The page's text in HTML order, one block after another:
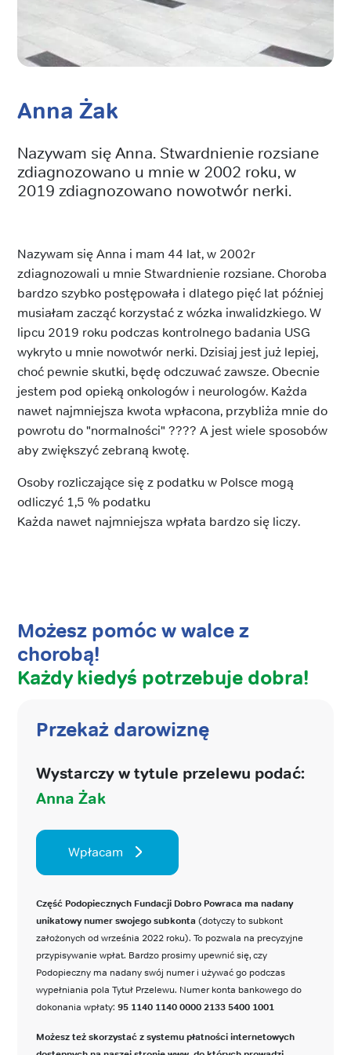
Anna Żak
Nazywam się Anna. Stwardnienie rozsiane
zdiagnozowano u mnie w 2002 roku, w
2019 zdiagnozowano nowotwór nerki.
Nazywam się Anna i mam 44 lat, w 2002r
zdiagnozowali u mnie Stwardnienie rozsiane. Choroba
bardzo szybko postępowała i dlatego pięć lat później
musiałam zacząć korzystać z wózka inwalidzkiego. W
lipcu 2019 roku podczas kontrolnego badania USG
wykryto u mnie nowotwór nerki. Dzisiaj jest już lepiej,
choć pewnie skutki, będę odczuwać zawsze. Obecnie
jestem pod opieką onkologów i neurologów. Każda
nawet najmniejsza kwota wpłacona, przybliża mnie do
powrotu do "normalności" ???? A jest wiele sposobów
aby zwiększyć zebraną kwotę.
Osoby rozliczające się z podatku w Polsce mogą
odliczyć 1,5 % podatku
Każda nawet najmniejsza wpłata bardzo się liczy.
Możesz pomóc w walce z
chorobą!
Każdy kiedyś potrzebuje dobra!
Przekaż darowiznę
Wystarczy w tytule przelewu podać:
Anna Żak
Wpłacam
Część Podopiecznych Fundacji Dobro Powraca ma nadany
unikatowy numer swojego subkonta (dotyczy to subkont
założonych od września 2022 roku). To pozwala na precyzyjne
przypisywanie wpłat. Bardzo prosimy upewnić się, czy
Podopieczny ma nadany swój numer i używać go podczas
wypełniania pola Tytuł Przelewu. Numer konta bankowego do
dokonania wpłaty: 95 1140 1140 0000 2133 5400 1001
Możesz też skorzystać z systemu płatności internetowych